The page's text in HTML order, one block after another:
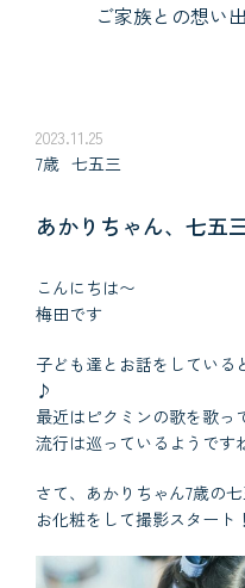
ご家族との想い
2023.11.25
7歳 七五三
あかりちゃん、七五
こんにちは〜
梅田です
子ども達とお話をしている
♪
最近はピクミンの歌を歌っ
流行は巡っているようです
さて、あかりちゃん7歳の
お化粧をして撮影スタート